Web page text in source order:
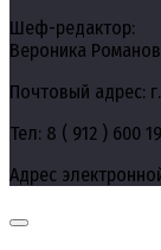
Шеф-редактор:
Вероника
Почтовый адрес:
Тел: 8 ( 912 ) 600
Адрес